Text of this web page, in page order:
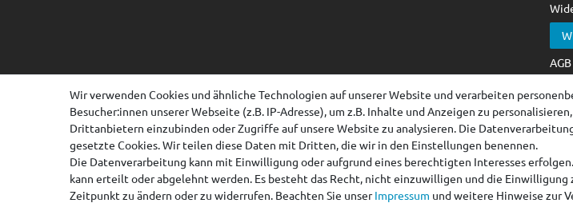
AGB
Wir verwenden Cookies und ähnliche Technologien auf unserer Website und verarbeiten
Besucher:innen unserer Webseite (z.B. IP-Adresse), um z.B. Inhalte und Anzeigen zu
Drittanbietern einzubinden oder Zugriffe auf unsere Website zu analysieren. Die
gesetzte Cookies. Wir teilen diese Daten mit Dritten, die wir in den Einstellungen benennen.
Die Datenverarbeitung kann mit Einwilligung oder aufgrund eines berechtigten Interesses
kann erteilt oder abgelehnt werden. Es besteht das Recht, nicht einzuwilligen und die Einwilligung
Zeitpunkt zu ändern oder zu widerrufen. Beachten Sie unserImpressum und weitere Hinweise zur